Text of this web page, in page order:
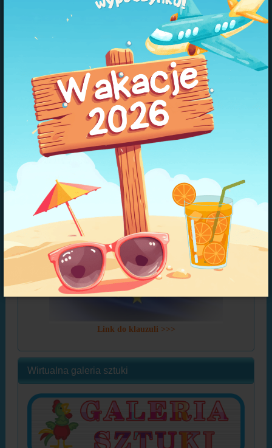
Link do projektu >>>
Czytaj artykuł >>>
Klauzula "RODO"
Link do klauzuli >>>
Wirtualna galeria sztuki